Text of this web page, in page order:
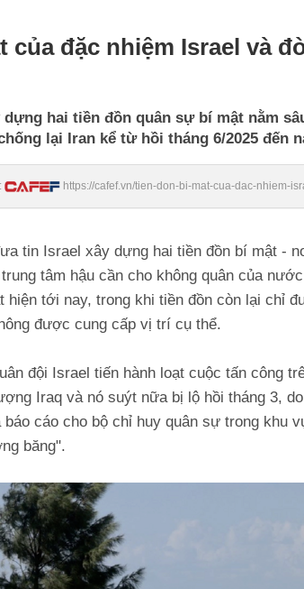
của đặc nhiệm Israel và
hai tiền đồn quân sự bí mật nằm
lại Iran kể từ hồi tháng 6/2025 đến
:
https://cafef.vn/tien-don-bi-mat-cua-dac-nhiem-
tin Israel xây dựng hai tiền đồn bí mật -
tâm hậu cần cho không quân của
hiện tới nay, trong khi tiền đồn còn lại chỉ
được cung cấp vị trí cụ thể.
đội Israel tiến hành loạt cuộc tấn công
Iraq và nó suýt nữa bị lộ hồi tháng 3,
báo cáo cho bộ chỉ huy quân sự trong khu
băng".